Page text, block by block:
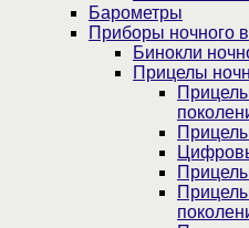
Барометры
Приборы ночного
Бинокли
Прицелы